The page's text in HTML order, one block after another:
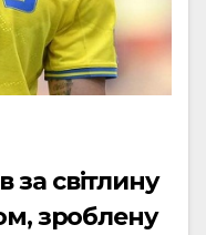
світлину
зроблену